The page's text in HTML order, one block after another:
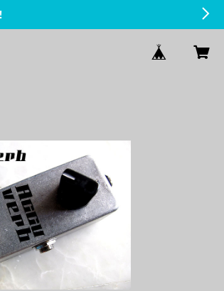
リバーブキット【BA
SIC KIT】
¥7,800